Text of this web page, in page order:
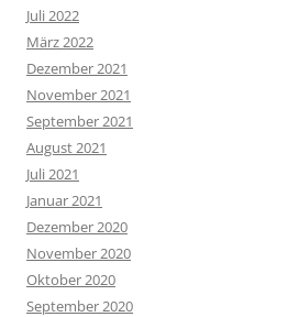
Juli 2022
März 2022
Dezember 2021
November 2021
September 2021
August 2021
Juli 2021
Januar 2021
Dezember 2020
November 2020
Oktober 2020
September 2020